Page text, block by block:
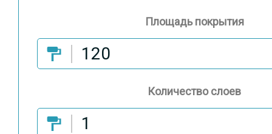
Площадь покрытия
Количество слоев